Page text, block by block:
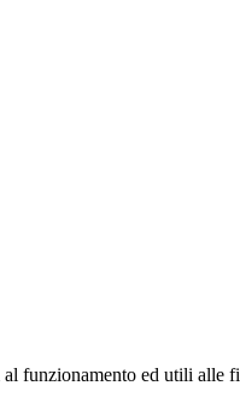
funzionamento ed utili alle